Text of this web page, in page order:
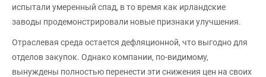
испытали умеренный спад, в то время как ирландские
заводы продемонстрировали новые признаки улучшения.
Отраслевая среда остается дефляционной, что выгодно для
отделов закупок. Однако компании, по-видимому,
вынуждены полностью перенести эти снижения цен на своих